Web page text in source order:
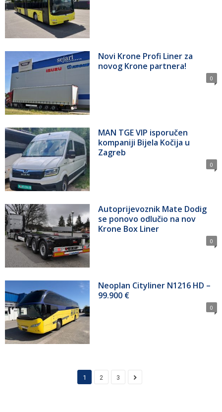
Novi Krone Profi Liner za
novog Krone partnera!
0
MAN TGE VIP isporučen
kompaniji Bijela Kočija u
Zagreb
0
Autoprijevoznik Mate Dodig
se ponovo odlučio na nov
Krone Box Liner
0
Neoplan Cityliner N1216 HD –
99.900 €
0
1 2 3